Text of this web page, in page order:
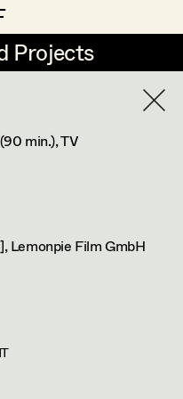
Projects
Projects
2
min.), TV
Lemonpie Film GmbH